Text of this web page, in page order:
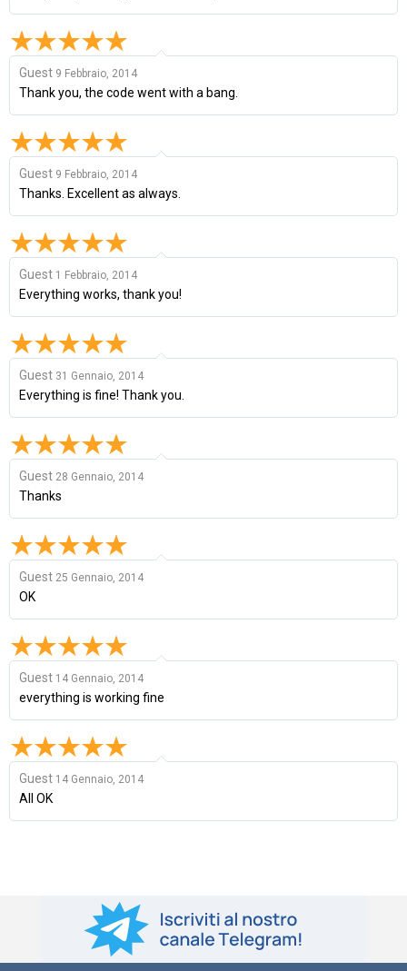
Guest 9 Febbraio, 2014
Thank you, the code went with a bang.
Guest 9 Febbraio, 2014
Thanks. Excellent as always.
Guest 1 Febbraio, 2014
Everything works, thank you!
Guest 31 Gennaio, 2014
Everything is fine! Thank you.
Guest 28 Gennaio, 2014
Thanks
Guest 25 Gennaio, 2014
OK
Guest 14 Gennaio, 2014
everything is working fine
Guest 14 Gennaio, 2014
All OK